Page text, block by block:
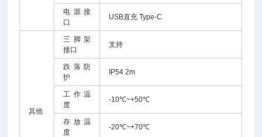
电源接
口
USB直充 Type-C
其他
三脚架
接口
支持
跌落防
护
IP54 2m
工作温
度
-10℃~+50℃
存放温
度
-20℃~+70℃